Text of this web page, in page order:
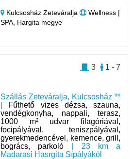
Kulcsosház Zeteváralja
Wellness |
SPA, Hargita megye
Szállás Zeteváralja, Kulcsosház **
Fűthető vizes dézsa, szauna,
vendégkonyha, nappali, terasz,
1000 m² udvar filagóriával,
focipályával, teniszpályával,
gyerekmedencével, kemence, grill,
bogrács, parkoló | 23 km a
Madarasi Hasrgita Sípályákól
1 - 7
3